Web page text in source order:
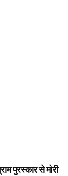
पुरस्कार से मोरी